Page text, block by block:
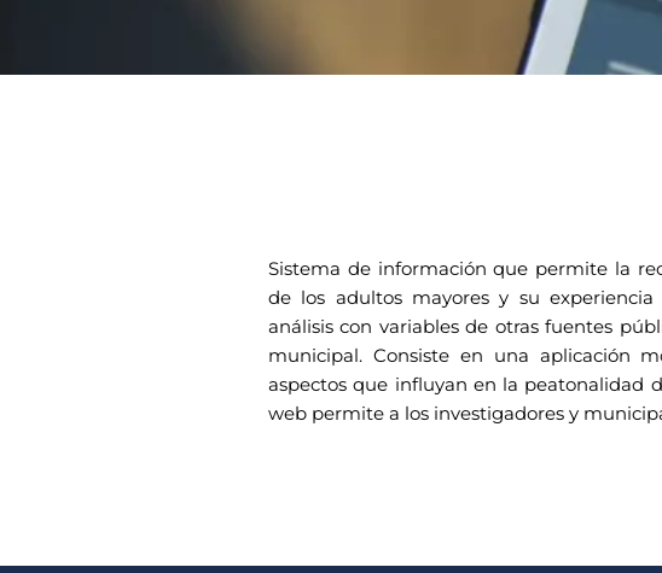
Sistema de información que permite la
de los adultos mayores y su
análisis con variables de otras fuentes
municipal. Consiste en una aplicación
aspectos que influyan en la peatonalidad
web permite a los investigadores y